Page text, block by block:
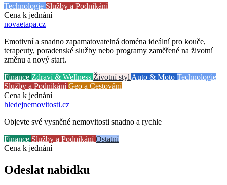
Technologie Služby a Podnikání
Cena k jednání
novaetapa.cz
Emotivní a snadno zapamatovatelná doména ideální pro kouče,
terapeuty, poradenské služby nebo programy zaměřené na životní
změnu a nový start.
Finance Zdraví & Wellness Životní styl Auto & Moto Technologie
Služby a PodnikáníGeo a Cestování
Cena k jednání
hledejnemovitosti.cz
Objevte své vysněné nemovitosti snadno a rychle
Finance Služby a PodnikáníOstatní
Cena k jednání
Odeslat nabídku